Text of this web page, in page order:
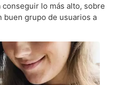
conseguir lo más alto, sobre
buen grupo de usuarios a